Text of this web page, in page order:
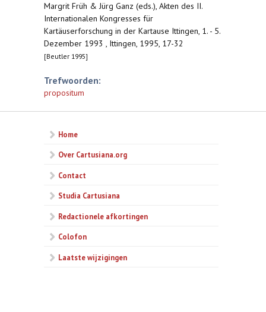
Margrit Früh & Jürg Ganz (eds.), Akten des II.
Internationalen Kongresses für
Kartäuserforschung in der Kartause Ittingen, 1. - 5.
Dezember 1993 , Ittingen, 1995, 17-32
[Beutler 1995]
Trefwoorden:
propositum
Home
Over Cartusiana.org
Contact
Studia Cartusiana
Redactionele afkortingen
Colofon
Laatste wijzigingen